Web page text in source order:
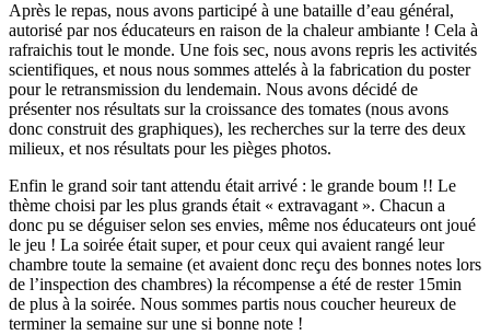
Après le repas, nous avons participé à une bataille d’eau général,
autorisé par nos éducateurs en raison de la chaleur ambiante ! Cela à
rafraichis tout le monde. Une fois sec, nous avons repris les activités
scientifiques, et nous nous sommes attelés à la fabrication du poster
pour le retransmission du lendemain. Nous avons décidé de
présenter nos résultats sur la croissance des tomates (nous avons
donc construit des graphiques), les recherches sur la terre des deux
milieux, et nos résultats pour les pièges photos.
Enfin le grand soir tant attendu était arrivé : le grande boum !! Le
thème choisi par les plus grands était « extravagant ». Chacun a
donc pu se déguiser selon ses envies, même nos éducateurs ont joué
le jeu ! La soirée était super, et pour ceux qui avaient rangé leur
chambre toute la semaine (et avaient donc reçu des bonnes notes lors
de l’inspection des chambres) la récompense a été de rester 15min
de plus à la soirée. Nous sommes partis nous coucher heureux de
terminer la semaine sur une si bonne note !